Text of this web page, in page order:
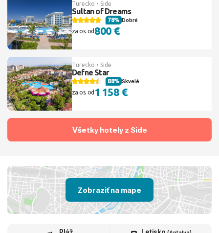
Turecko • Side
Sultan of Dreams
Dobré
78%
za os. od 800 €
Turecko • Side
Defne Star
Skvelé
88%
za os. od 1 158 €
Všetky hotely z Side
Zobraziť na mape